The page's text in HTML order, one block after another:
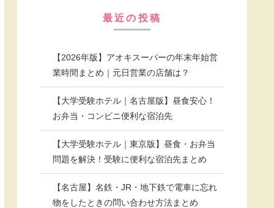
最近の投稿
【2026年版】アオキスーパーの年末年始営
業時間まとめ｜元日営業の店舗は？
【大学受験ホテル｜名古屋版】昼食安心！
お弁当・コンビニ便利な宿泊先
【大学受験ホテル｜東京版】昼食・お弁当
問題を解決！受験に便利な宿泊先まとめ
【名古屋】名鉄・JR・地下鉄で電車に忘れ
物をしたときの問い合わせ方法まとめ